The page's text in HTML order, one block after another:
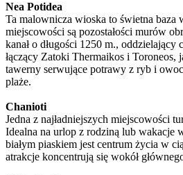
Nea Potidea
Ta malownicza wioska to świetna baza
miejscowości są pozostałości murów
kanał o długości 1250 m., oddzielający
łączący Zatoki Thermaikos i Toroneos,
tawerny serwujące potrawy z ryb i
plaże.
Chanioti
Jedna z najładniejszych miejscowości
Idealna na urlop z rodziną lub wakacje
białym piaskiem jest centrum życia w
atrakcje koncentrują się wokół